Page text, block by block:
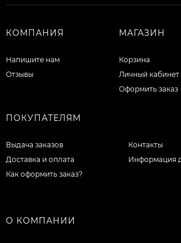
КОМПАНИЯ
Напишите нам
Отзывы
МАГАЗИН
Корзина
Личный кабинет
Оформить заказ
ПОКУПАТЕЛЯМ
Выдача заказов
Доставка и оплата
Как оформить заказ?
Контакты
Информация
О КОМПАНИИ